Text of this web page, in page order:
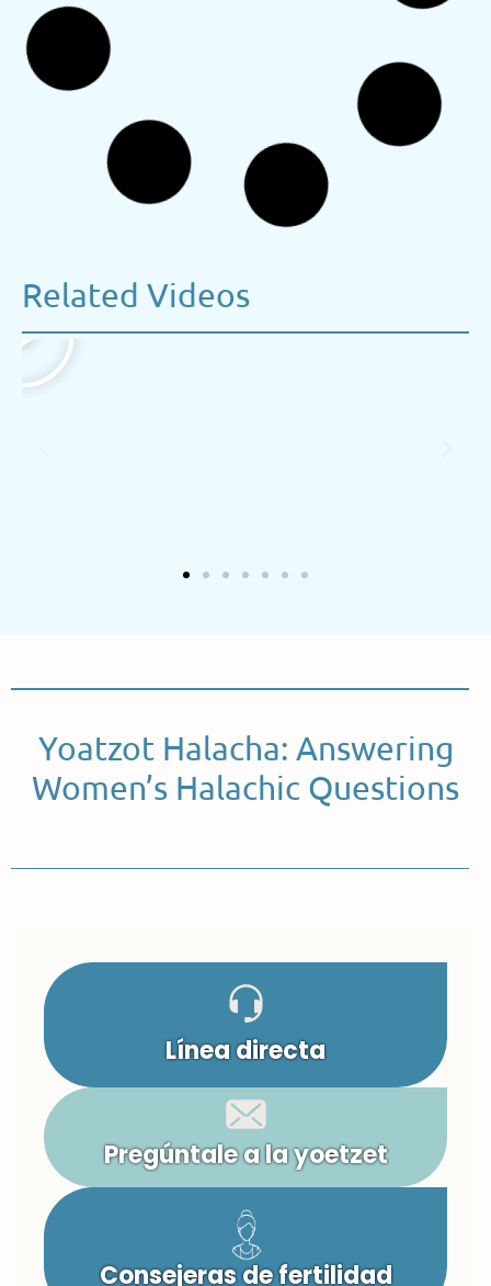
Related Videos
Yoatzot Halacha: Answering
Women’s Halachic Questions
Línea directa
Pregúntale a la yoetzet
Consejeras de fertilidad